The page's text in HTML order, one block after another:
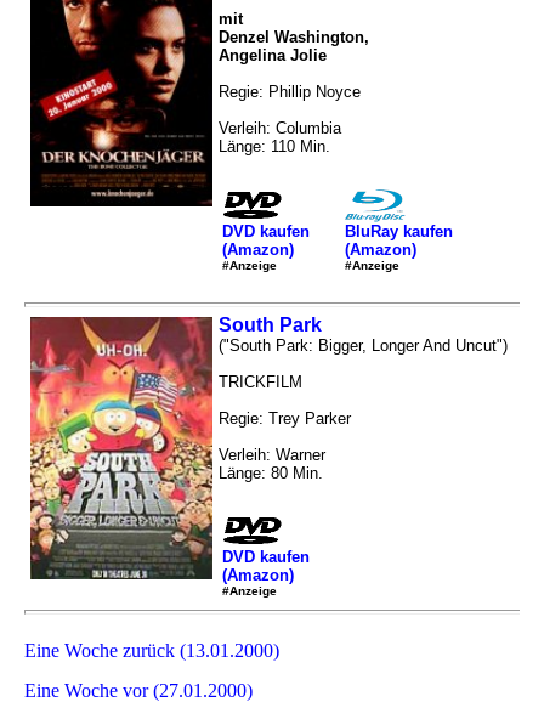
mit
Denzel Washington,
Angelina Jolie
Regie: Phillip Noyce
Verleih: Columbia
Länge: 110 Min.
DVD kaufen
(Amazon)
#Anzeige
BluRay kaufen
(Amazon)
#Anzeige
South Park
("South Park: Bigger, Longer And Uncut")
TRICKFILM
Regie: Trey Parker
Verleih: Warner
Länge: 80 Min.
DVD kaufen
(Amazon)
#Anzeige
Eine Woche zurück (13.01.2000)
Eine Woche vor (27.01.2000)